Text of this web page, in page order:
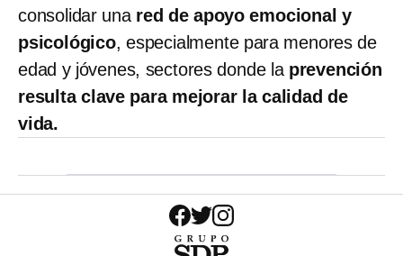
consolidar una red de apoyo emocional y
psicológico, especialmente para menores de
edad y jóvenes, sectores donde la prevención
resulta clave para mejorar la calidad de
vida.